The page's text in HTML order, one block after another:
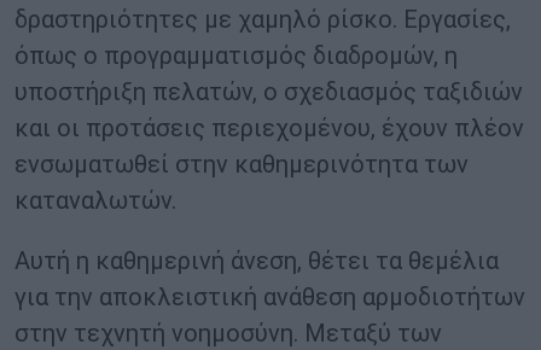
δραστηριότητες με χαμηλό ρίσκο. Εργασίες,
όπως ο προγραμματισμός διαδρομών, η
υποστήριξη πελατών, ο σχεδιασμός ταξιδιών
και οι προτάσεις περιεχομένου, έχουν πλέον
ενσωματωθεί στην καθημερινότητα των
καταναλωτών.
Αυτή η καθημερινή άνεση, θέτει τα θεμέλια
για την αποκλειστική ανάθεση αρμοδιοτήτων
στην τεχνητή νοημοσύνη. Μεταξύ των